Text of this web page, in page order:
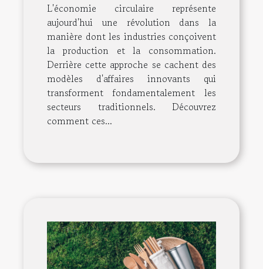
L'économie circulaire représente
aujourd'hui une révolution dans la
manière dont les industries conçoivent
la production et la consommation.
Derrière cette approche se cachent des
modèles d'affaires innovants qui
transforment fondamentalement les
secteurs traditionnels. Découvrez
comment ces...